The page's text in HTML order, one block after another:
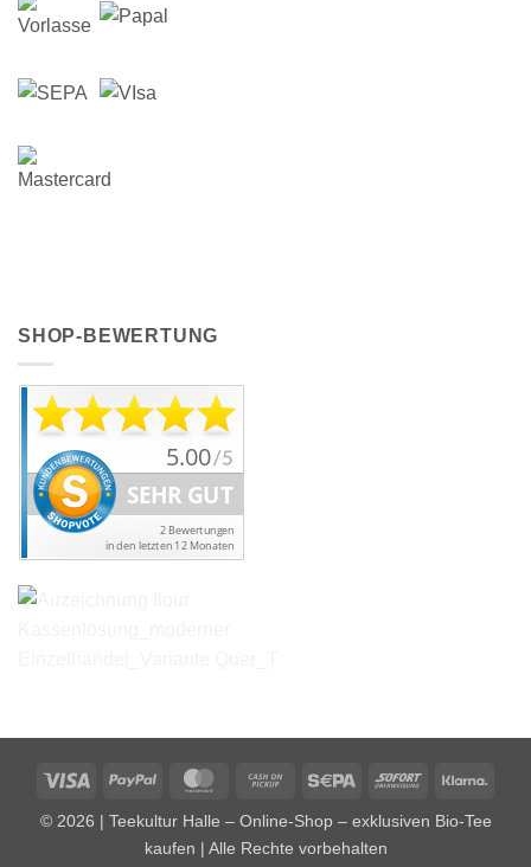
SHOP-BEWERTUNG
Visa PayPal MasterCardCash
Pickup
Sepa Sofort
© 2026 | Teekultur Halle – Online-Shop – exklusiven Bio-Tee
kaufen | Alle Rechte vorbehalten